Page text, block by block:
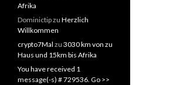
Afrika
Dominictipzu Herzlich
Willkommen
crypto7Mal zu 3030 km von zu
Haus und 15km bis Afrika
You have received 1
message(-s) # 729536. Go >>